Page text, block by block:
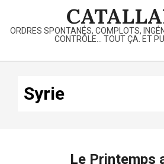
content
ORDRES SPONTANÉS, COMPLOTS,
CONTRÔLE… TOUT ÇA. ET
Primary
Syrie
Le Printemps